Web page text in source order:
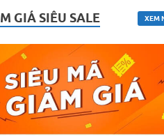
GIÁ SIÊU SALE XEM